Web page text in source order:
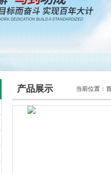
产品展示 当前位置：